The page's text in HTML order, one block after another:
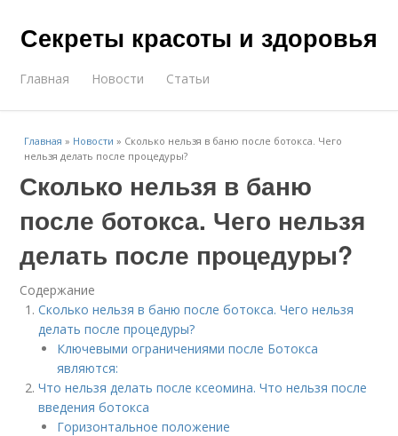
Секреты красоты и здоровья
Главная Новости Статьи
Главная » Новости » Сколько нельзя в баню после ботокса. Чего
нельзя делать после процедуры?
Сколько нельзя в баню
после ботокса. Чего нельзя
делать после процедуры?
Содержание
Сколько нельзя в баню после ботокса. Чего нельзя
делать после процедуры?
Ключевыми ограничениями после Ботокса
являются:
Что нельзя делать после ксеомина. Что нельзя после
введения ботокса
Горизонтальное положение